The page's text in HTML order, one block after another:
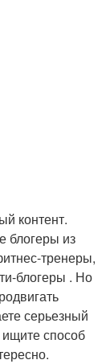
контент.
блогеры из
тренеры,
блогеры . Но
серьезный
ищите способ